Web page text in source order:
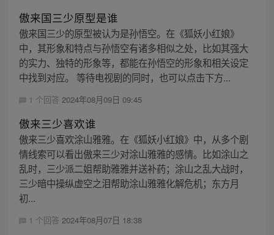
傲来国三少原型是谁
傲来国三少的原型被认为是孙悟空。在《狐妖小红娘》
中，其形象和特点与孙悟空有诸多相似之处，比如其强大
的实力、独特的形象等，都能在孙悟空的形象和相关设定
中找到对应。 等待电视剧的同时，也可以点击下方...
1 个回答 2024年08月09日 09:45
傲来三少喜欢谁
傲来三少喜欢涂山雅雅。在《狐妖小红娘》中，从多个剧
情线索可以看出傲来三少对涂山雅雅的感情。比如涂山之
乱时，三少派二姐帮助雅雅并送补药；涂山之乱大战时，
三少暗中操纵虚空之泪帮助涂山雅雅化解危机；东方月
初...
1 个回答 2024年08月07日 18:38